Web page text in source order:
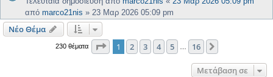
από marco21nis » 23 Μαρ 2026 05:09 pm
Νέο Θέμα
230 θέματα Σελίδα από16
1 2 3 4 5 16
Μετάβαση σε